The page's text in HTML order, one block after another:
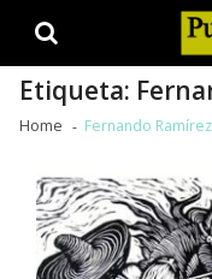
Etiqueta:
Home Fernando